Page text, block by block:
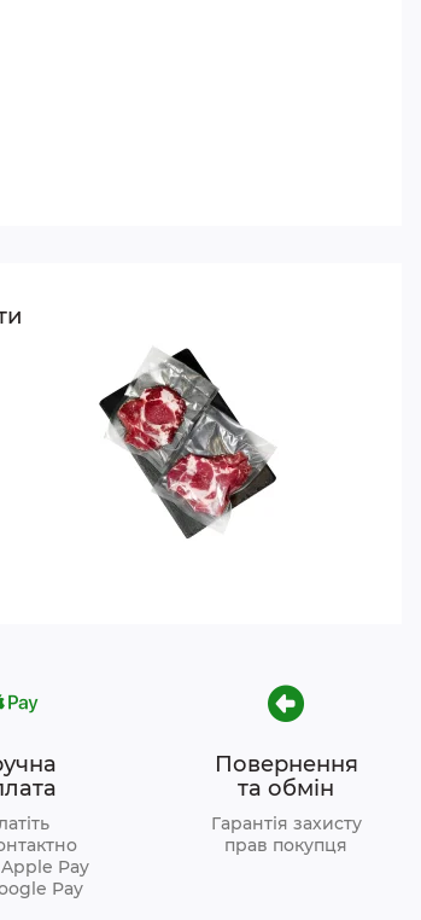
Pay
Pay
Повернення
та обмін
Гарантія захисту
прав покупця